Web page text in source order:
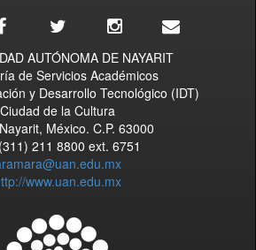
AUTÓNOMA DE NAYARIT
de Servicios Académicos
y Desarrollo Tecnológico (IDT)
Ciudad de la Cultura
México. C.P. 63000
211 8800 ext. 6751
www.uan.edu.mx